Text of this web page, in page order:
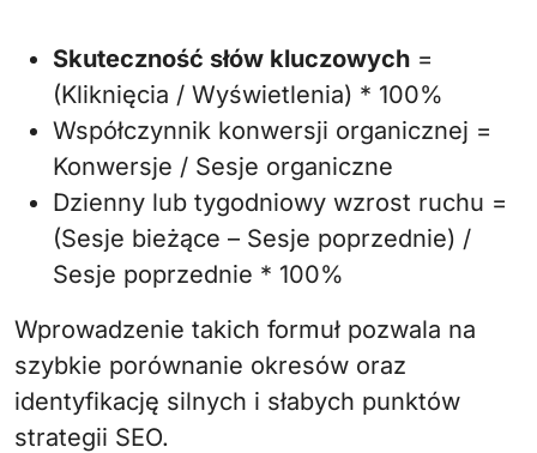
Skuteczność słów kluczowych =
(Kliknięcia / Wyświetlenia) * 100%
Współczynnik konwersji organicznej =
Konwersje / Sesje organiczne
Dzienny lub tygodniowy wzrost ruchu =
(Sesje bieżące – Sesje poprzednie) /
Sesje poprzednie * 100%
Wprowadzenie takich formuł pozwala na
szybkie porównanie okresów oraz
identyfikację silnych i słabych punktów
strategii SEO.